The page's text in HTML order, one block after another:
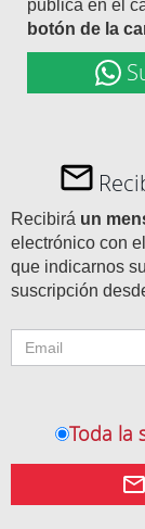
publica en el
botón de la
Recibirá un
electrónico con
que indicarnos
suscripción
Toda la